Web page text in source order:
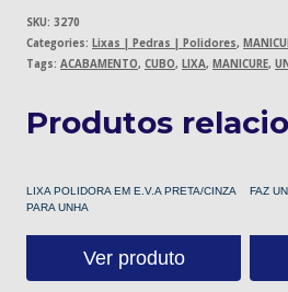
SKU: 3270
Categories: Lixas | Pedras | Polidores,
Tags: ACABAMENTO, CUBO, LIXA, MANICURE,
Produtos
LIXA POLIDORA EM E.V.A PRETA/CINZA
PARA UNHA
Ver produto
FAZ